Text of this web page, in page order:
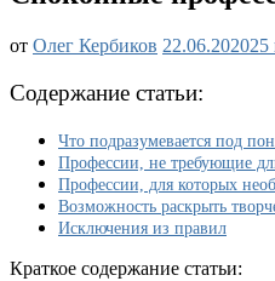
от Олег Кербиков 22.06.202025
Содержание статьи:
Что подразумевается под
Профессии, не требующие
Профессии, для которых
Возможность раскрыть
Исключения из правил
Краткое содержание статьи: